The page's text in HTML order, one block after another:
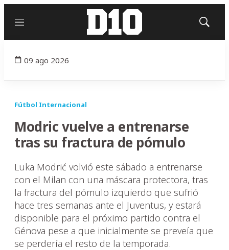
Menú
Mostrar
09 ago 2026
Fútbol Internacional
Modric vuelve a entrenarse
tras su fractura de pómulo
Luka Modrić volvió este sábado a entrenarse
con el Milan con una máscara protectora, tras
la fractura del pómulo izquierdo que sufrió
hace tres semanas ante el Juventus, y estará
disponible para el próximo partido contra el
Génova pese a que inicialmente se preveía que
se perdería el resto de la temporada.